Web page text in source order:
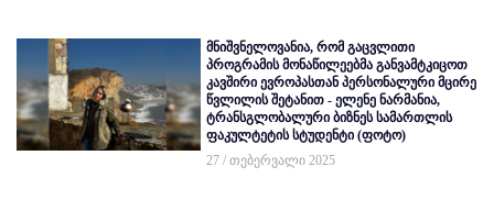
მნიშვნელოვანია, რომ გაცვლითი
პროგრამის მონაწილეებმა განვამტკიცოთ
კავშირი ევროპასთან პერსონალური მცირე
წვლილის შეტანით - ელენე ნარმანია,
ტრანსგლობალური ბიზნეს სამართლის
ფაკულტეტის სტუდენტი (ფოტო)
27 / თებერვალი 2025